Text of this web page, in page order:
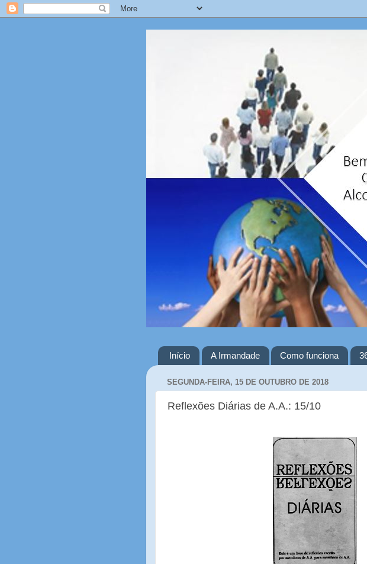
Início A Irmandade Como funciona
SEGUNDA-FEIRA, 15 DE OUTUBRO DE 2018
Reflexões Diárias de A.A.: 15/10